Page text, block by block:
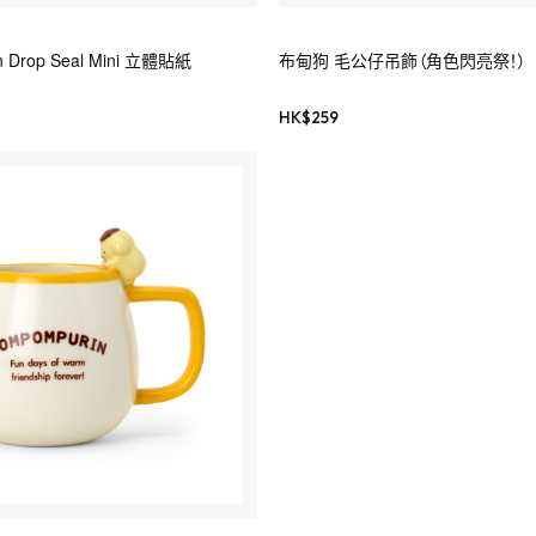
Drop Seal Mini 立體貼紙 布甸狗 毛公仔吊飾（角色閃亮祭！）
HK$259